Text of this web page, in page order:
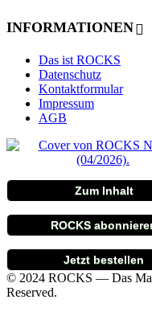
INFORMATIONEN
Das ist ROCKS
Datenschutz
Kontaktformular
Impressum
AGB
Zum Inhalt
ROCKS
Jetzt bestellen
© 2024 ROCKS — Das
Reserved.